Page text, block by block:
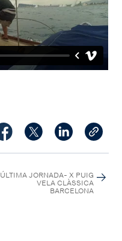
ÚLTIMA JORNADA- X PUIG
VELA CLÀSSICA
BARCELONA